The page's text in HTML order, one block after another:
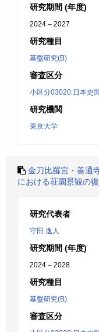
研究期間 (年度)
2024 – 2027
研究種目
基盤研究(B)
審査区分
小区分03020:日本史
研究機関
東京大学
金刀比羅宮・善通
における荘園景観の
研究代表者
守田 逸人
研究期間 (年度)
2024 – 2028
研究種目
基盤研究(B)
審査区分